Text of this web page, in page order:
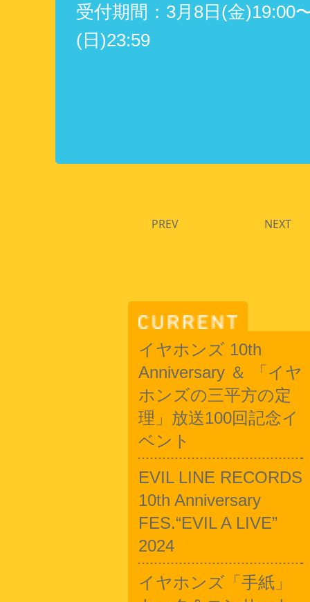
受付期間：3月8日(金)19:00
(日)23:59
PREV NEXT
イヤホンズ 10th
Anniversary ＆ 「イヤ
ホンズの三平方の定
理」放送100回記念イ
ベント
EVIL LINE RECORDS
10th Anniversary
FES.“EVIL A LIVE”
2024
イヤホンズ「手紙」